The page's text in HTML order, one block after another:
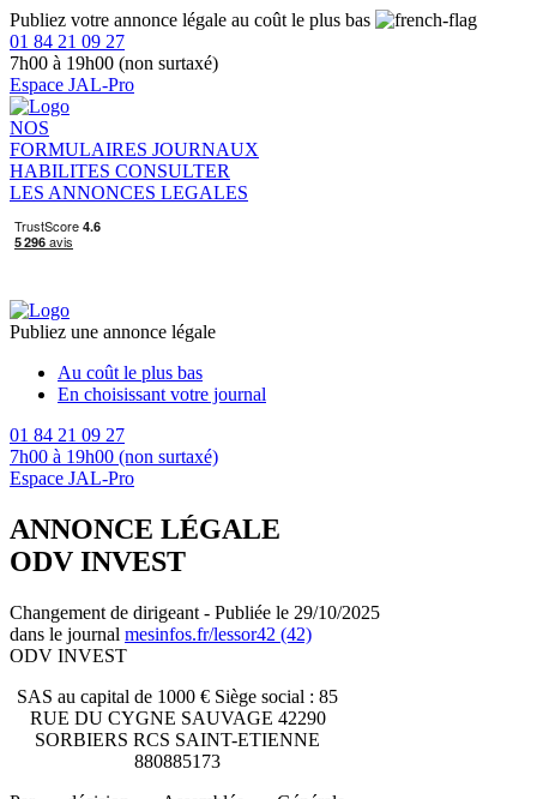
Publiez votre annonce légale au coût le plus bas
01 84 21 09 27
7h00 à 19h00 (non surtaxé)
Espace JAL-Pro
NOS
FORMULAIRES JOURNAUX
HABILITES CONSULTER
LES ANNONCES LEGALES
Publiez une annonce légale
Au coût le plus bas
En choisissant votre journal
01 84 21 09 27
7h00 à 19h00 (non surtaxé)
Espace JAL-Pro
ANNONCE LÉGALE
ODV INVEST
Changement de dirigeant - Publiée le 29/10/2025
dans le journal mesinfos.fr/lessor42 (42)
ODV INVEST
SAS au capital de 1000 € Siège social : 85
RUE DU CYGNE SAUVAGE 42290
SORBIERS RCS SAINT-ETIENNE
880885173